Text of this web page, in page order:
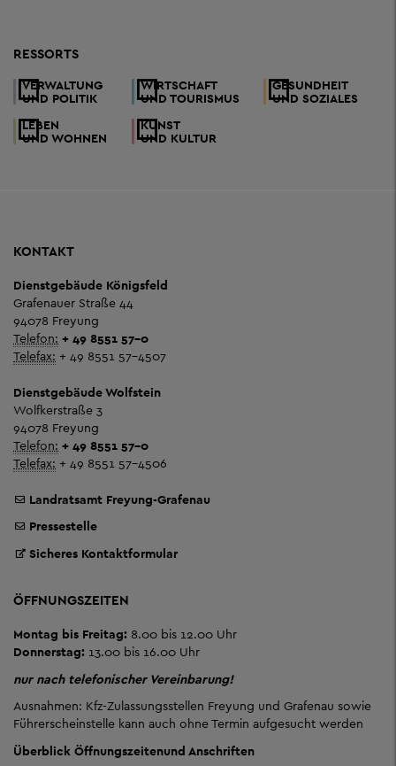
RESSORTS
VERWALTUNG
UND POLITIK
WIRTSCHAFT
UND TOURISMUS
GESUNDHEIT
UND SOZIALES
LEBEN
UND WOHNEN
KUNST
UND KULTUR
KONTAKT
Dienstgebäude Königsfeld
Grafenauer Straße 44
94078 Freyung
Telefon: + 49 8551 57-0
Telefax: + 49 8551 57-4507
Dienstgebäude Wolfstein
Wolfkerstraße 3
94078 Freyung
Telefon: + 49 8551 57-0
Telefax: + 49 8551 57-4506
Landratsamt Freyung-Grafenau
Pressestelle
Sicheres Kontaktformular
ÖFFNUNGSZEITEN
Montag bis Freitag: 8.00 bis 12.00 Uhr
Donnerstag: 13.00 bis 16.00 Uhr
nur nach telefonischer Vereinbarung!
Ausnahmen: Kfz-Zulassungsstellen Freyung und Grafenau sowie
Führerscheinstelle kann auch ohne Termin aufgesucht werden
Überblick Öffnungszeitenund Anschriften